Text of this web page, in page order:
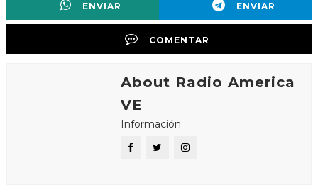
ENVIAR ENVIAR
COMENTAR
About Radio America
VE
Información